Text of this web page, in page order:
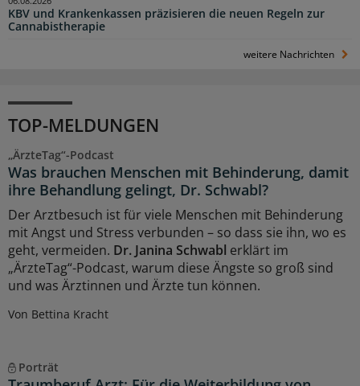
KBV und Krankenkassen präzisieren die neuen Regeln zur
Cannabistherapie
weitere Nachrichten
TOP-MELDUNGEN
„ÄrzteTag“-Podcast
Was brauchen Menschen mit Behinderung, damit
ihre Behandlung gelingt, Dr. Schwabl?
Der Arztbesuch ist für viele Menschen mit Behinderung
mit Angst und Stress verbunden – so dass sie ihn, wo es
geht, vermeiden. Dr. Janina Schwabl erklärt im
„ÄrzteTag“-Podcast, warum diese Ängste so groß sind
und was Ärztinnen und Ärzte tun können.
Von Bettina Kracht
Porträt